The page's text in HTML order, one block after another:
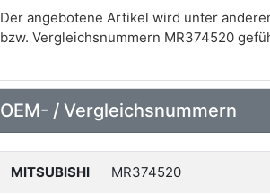
Der angebotene Artikel wird unter
bzw. Vergleichsnummern MR374520
OEM- / Vergleichsnummern
MITSUBISHI MR374520